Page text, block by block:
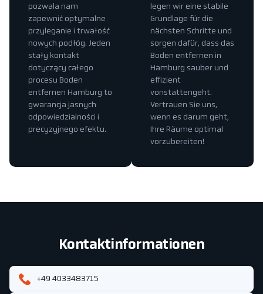
legen wir eine stabile
Grundlage für die
nächsten Schritte und
sorgen dafür, dass das
Boden entfernen in
Hamburg sauber und
effizient
vonstattengeht.
Vertrauen Sie uns,
wenn es darum geht,
Ihre Räume optimal
vorzubereiten!
pozwala nam
zapewnić optymalne
przyleganie i trwałość
nowych podłóg. Jeden
stały kontakt
dotyczący całego
procesu Boden
entfernen Hamburg to
gwarancja jasnych
odpowiedzialności i
precyzyjnego efektu.
Kontaktinformationen
+49 4033483715